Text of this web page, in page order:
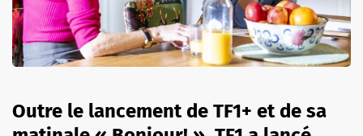
Outre le lancement de TF1+ et de sa